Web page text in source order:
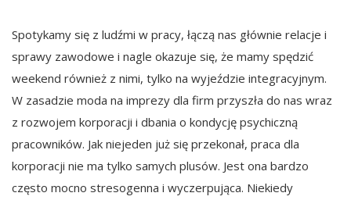
Spotykamy się z ludźmi w pracy, łączą nas głównie relacje i
sprawy zawodowe i nagle okazuje się, że mamy spędzić
weekend również z nimi, tylko na wyjeździe integracyjnym.
W zasadzie moda na imprezy dla firm przyszła do nas wraz
z rozwojem korporacji i dbania o kondycję psychiczną
pracowników. Jak niejeden już się przekonał, praca dla
korporacji nie ma tylko samych plusów. Jest ona bardzo
często mocno stresogenna i wyczerpująca. Niekiedy